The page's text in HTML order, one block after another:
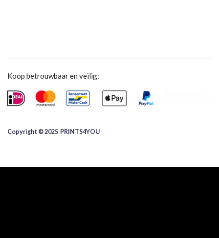
Koop betrouwbaar en veilig:
Copyright © 2025 ​PRINTS4YOU